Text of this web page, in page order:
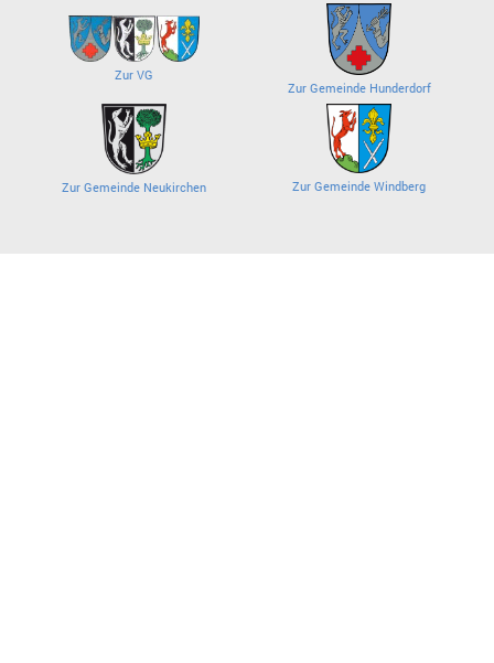
Zur VG
Zur Gemeinde Hunderdorf
Zur Gemeinde Neukirchen Zur Gemeinde Windberg